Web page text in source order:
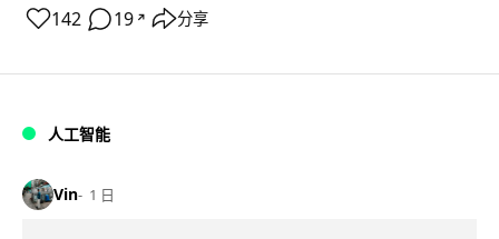
142 19 ↗ 分享
人工智能
Vin 1 日